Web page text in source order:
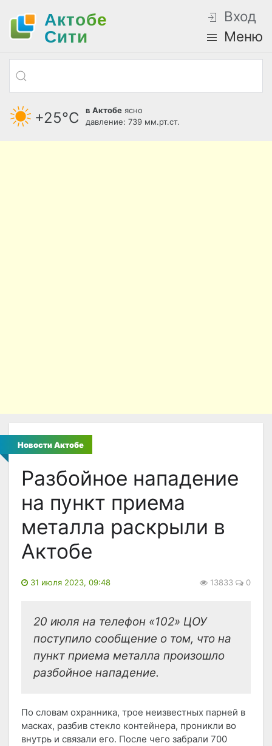
Актобе
Cити
Вход
Меню
+25°С в Актобе ясно
давление: 739 мм.рт.ст.
Новости Актобе
Разбойное нападение
на пункт приема
металла раскрыли в
Актобе
31 июля 2023, 09:48 13833 0
20 июля на телефон «102» ЦОУ
поступило сообщение о том, что на
пункт приема металла произошло
разбойное нападение.
По словам охранника, трое неизвестных парней в
масках, разбив стекло контейнера, проникли во
внутрь и связали его. После чего забрали 700